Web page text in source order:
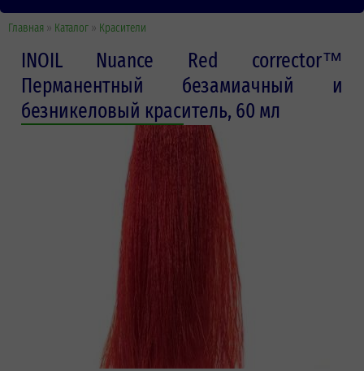
Главная » Каталог » Красители
INOIL Nuance Red corrector™
Перманентный безамиачный и
безникеловый краситель, 60 мл